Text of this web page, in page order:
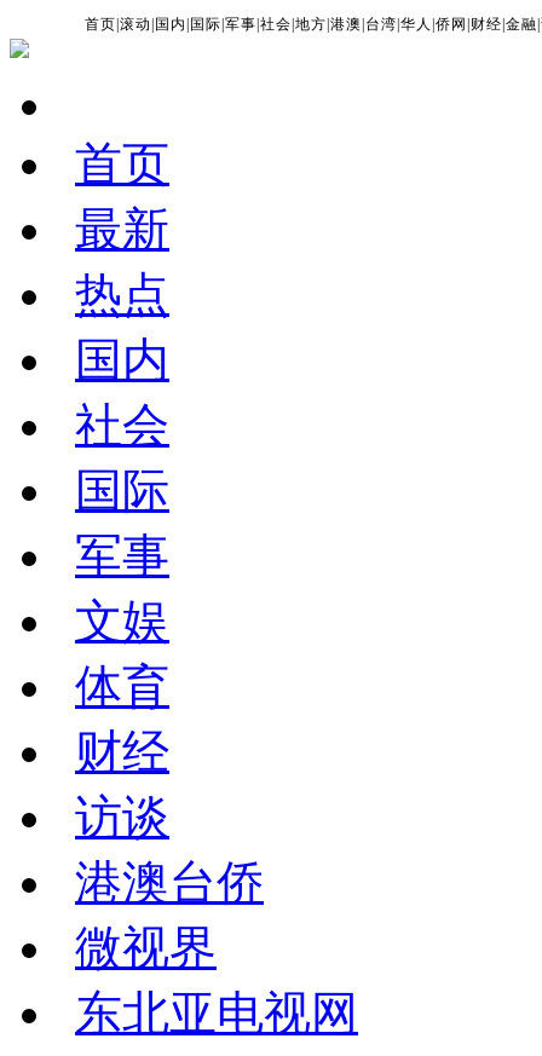
首页 |滚动 国内 国际 |军事 |社会 |地方 |港澳 台湾 |华人 |侨网 财经 |金融 |
首页
最新
热点
国内
社会
国际
军事
文娱
体育
财经
访谈
港澳台侨
微视界
东北亚电视网